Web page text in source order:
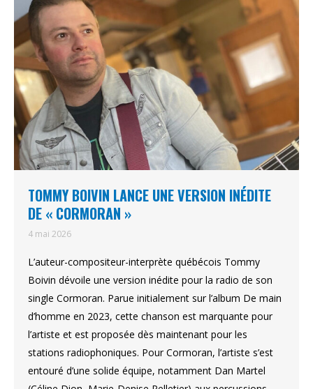
TOMMY BOIVIN LANCE UNE VERSION INÉDITE
DE « CORMORAN »
4 mai 2026
L’auteur-compositeur-interprète québécois Tommy
Boivin dévoile une version inédite pour la radio de son
single Cormoran. Parue initialement sur l’album De main
d’homme en 2023, cette chanson est marquante pour
l’artiste et est proposée dès maintenant pour les
stations radiophoniques. Pour Cormoran, l’artiste s’est
entouré d’une solide équipe, notamment Dan Martel